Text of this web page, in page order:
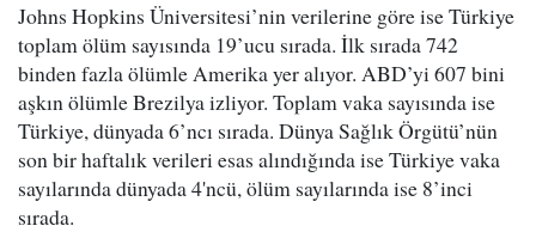
Johns Hopkins Üniversitesi’nin verilerine göre ise Türkiye
toplam ölüm sayısında 19’ucu sırada. İlk sırada 742
binden fazla ölümle Amerika yer alıyor. ABD’yi 607 bini
aşkın ölümle Brezilya izliyor. Toplam vaka sayısında ise
Türkiye, dünyada 6’ncı sırada. Dünya Sağlık Örgütü’nün
son bir haftalık verileri esas alındığında ise Türkiye vaka
sayılarında dünyada 4'ncü, ölüm sayılarında ise 8’inci
sırada.